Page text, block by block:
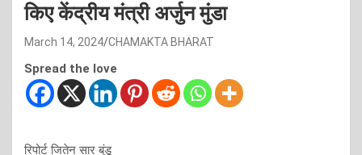
किए केंद्रीय मंत्री अर्जुन मुंडा
March 14, 2024 CHAMAKTA BHARAT
Spread the love
रिपोर्ट जितेन सार बुंडू